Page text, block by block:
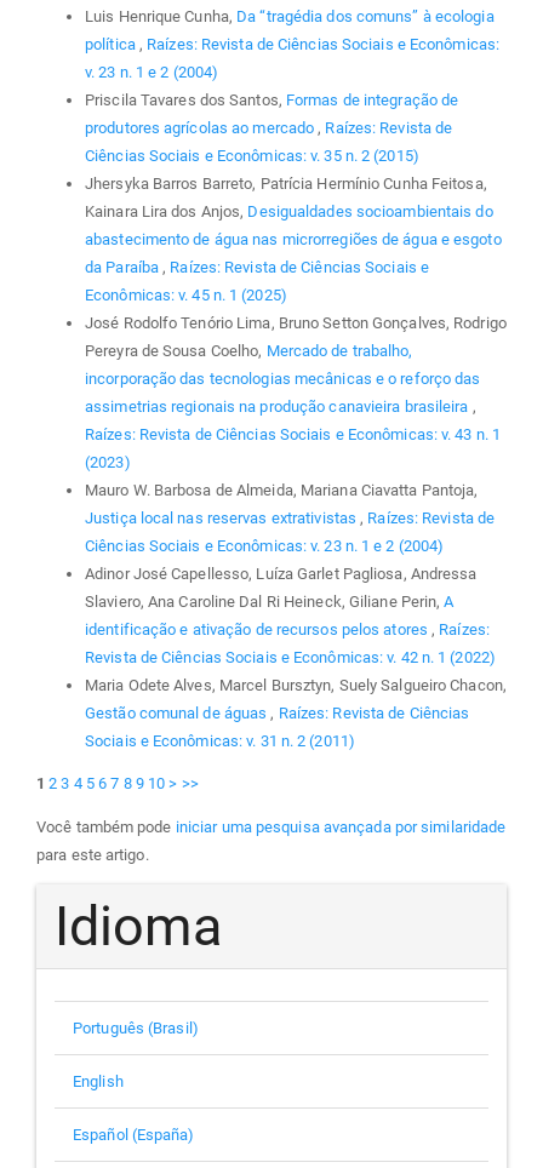
Luis Henrique Cunha, Da “tragédia dos comuns” à ecologia
política , Raízes: Revista de Ciências Sociais e Econômicas:
v. 23 n. 1 e 2 (2004)
Priscila Tavares dos Santos, Formas de integração de
produtores agrícolas ao mercado, Raízes: Revista de
Ciências Sociais e Econômicas: v. 35 n. 2 (2015)
Jhersyka Barros Barreto, Patrícia Hermínio Cunha Feitosa,
Kainara Lira dos Anjos, Desigualdades socioambientais do
abastecimento de água nas microrregiões de água e esgoto
da Paraíba, Raízes: Revista de Ciências Sociais e
Econômicas: v. 45 n. 1 (2025)
José Rodolfo Tenório Lima, Bruno Setton Gonçalves, Rodrigo
Pereyra de Sousa Coelho, Mercado de trabalho,
incorporação das tecnologias mecânicas e o reforço das
assimetrias regionais na produção canavieira brasileira ,
Raízes: Revista de Ciências Sociais e Econômicas: v. 43 n. 1
(2023)
Mauro W. Barbosa de Almeida, Mariana Ciavatta Pantoja,
Justiça local nas reservas extrativistas, Raízes: Revista de
Ciências Sociais e Econômicas: v. 23 n. 1 e 2 (2004)
Adinor José Capellesso, Luíza Garlet Pagliosa, Andressa
Slaviero, Ana Caroline Dal Ri Heineck, Giliane Perin,A
identificação e ativação de recursos pelos atores, Raízes:
Revista de Ciências Sociais e Econômicas: v. 42 n. 1 (2022)
Maria Odete Alves, Marcel Bursztyn, Suely Salgueiro Chacon,
Gestão comunal de águas, Raízes: Revista de Ciências
Sociais e Econômicas: v. 31 n. 2 (2011)
1 2 3 4 5 6 7 8 9 10 > >>
Você também pode iniciar uma pesquisa avançada por similaridade
para este artigo.
Idioma
Português (Brasil)
English
Español (España)